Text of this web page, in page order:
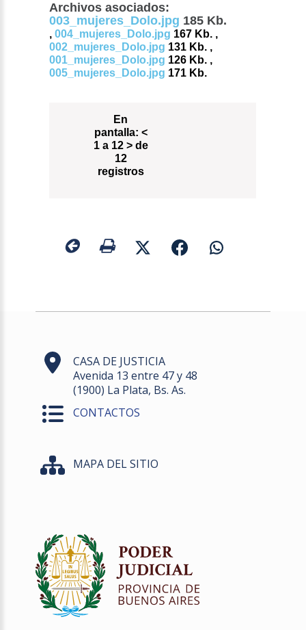
Archivos asociados:
003_mujeres_Dolo.jpg 185 Kb.
,004_mujeres_Dolo.jpg 167 Kb. ,
002_mujeres_Dolo.jpg 131 Kb. ,
001_mujeres_Dolo.jpg 126 Kb. ,
005_mujeres_Dolo.jpg 171 Kb.
En
pantalla: <
1 a 12 > de
12
registros
CASA DE JUSTICIA
Avenida 13 entre 47 y 48
(1900) La Plata, Bs. As.
CONTACTOS
MAPA DEL SITIO